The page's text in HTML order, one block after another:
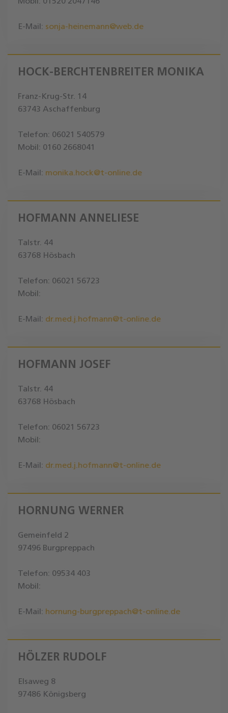
Mobil: 01520 2047146
E-Mail: sonja-heinemann@web.de
HOCK-BERCHTENBREITER MONIKA
Franz-Krug-Str. 14
63743 Aschaffenburg
Telefon: 06021 540579
Mobil: 0160 2668041
E-Mail: monika.hock@t-online.de
HOFMANN ANNELIESE
Talstr. 44
63768 Hösbach
Telefon: 06021 56723
Mobil:
E-Mail: dr.med.j.hofmann@t-online.de
HOFMANN JOSEF
Talstr. 44
63768 Hösbach
Telefon: 06021 56723
Mobil:
E-Mail: dr.med.j.hofmann@t-online.de
HORNUNG WERNER
Gemeinfeld 2
97496 Burgpreppach
Telefon: 09534 403
Mobil:
E-Mail: hornung-burgpreppach@t-online.de
HÖLZER RUDOLF
Elsaweg 8
97486 Königsberg